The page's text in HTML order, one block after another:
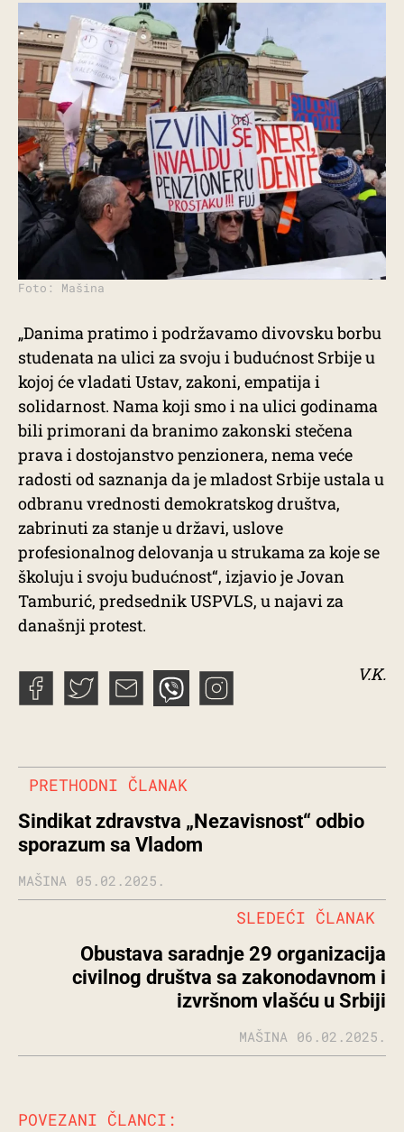
Foto: Mašina
„Danima pratimo i podržavamo divovsku borbu
studenata na ulici za svoju i budućnost Srbije u
kojoj će vladati Ustav, zakoni, empatija i
solidarnost. Nama koji smo i na ulici godinama
bili primorani da branimo zakonski stečena
prava i dostojanstvo penzionera, nema veće
radosti od saznanja da je mladost Srbije ustala u
odbranu vrednosti demokratskog društva,
zabrinuti za stanje u državi, uslove
profesionalnog delovanja u strukama za koje se
školuju i svoju budućnost“, izjavio je Jovan
Tamburić, predsednik USPVLS, u najavi za
današnji protest.
V.K.
PRETHODNI ČLANAK
Sindikat zdravstva „Nezavisnost“ odbio
sporazum sa Vladom
MAŠINA 05.02.2025.
Obustava saradnje 29 organizacija
civilnog društva sa zakonodavnom i
izvršnom vlašću u Srbiji
SLEDEĆI ČLANAK
MAŠINA 06.02.2025.
POVEZANI ČLANCI: